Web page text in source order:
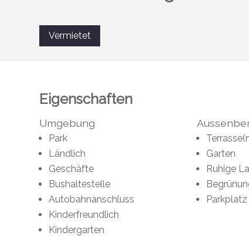
Vermietet
Eigenschaften
Umgebung
Park
Ländlich
Geschäfte
Bushaltestelle
Autobahnanschluss
Kinderfreundlich
Kindergarten
Garten
Ruhige
Parkplatz